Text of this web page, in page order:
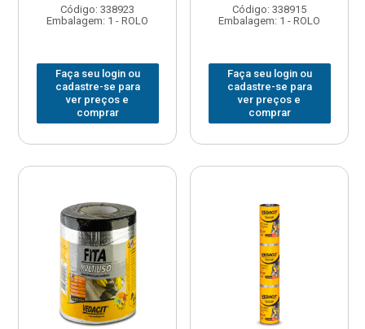
Código: 338923
Embalagem: 1 - ROLO
Faça seu login ou
cadastre-se para
ver preços e
comprar
Código: 338915
Embalagem: 1 - ROLO
Faça seu login ou
cadastre-se para
ver preços e
comprar